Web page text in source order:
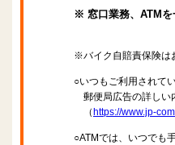
※ 窓口業務、ATMを
※バイク自賠責保険は
○いつもご利用されて
郵便局広告の詳しい
（ https://www.jp-
○ATMでは、いつでも